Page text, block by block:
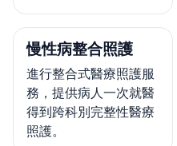
慢性病整合照護
進行整合式醫療照護服
務，提供病人一次就醫
得到跨科別完整性醫療
照護。